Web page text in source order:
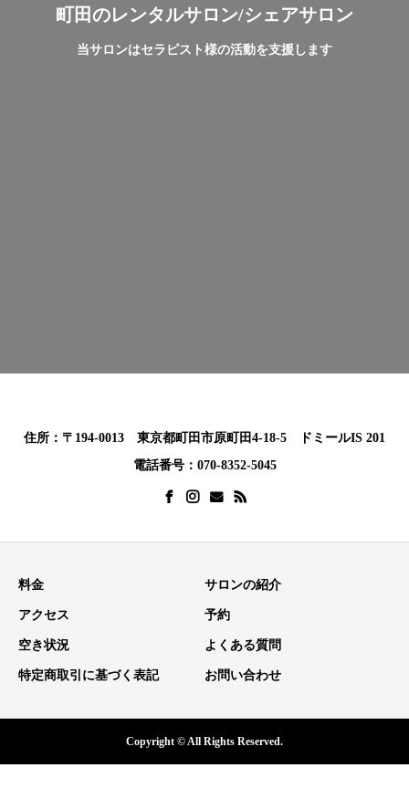
町田のレンタルサロン/シェアサロン
当サロンはセラピスト様の活動を支援します
住所：〒194-0013 東京都町田市原町田4-18-5 ドミールIS 201
電話番号：070-8352-5045
料金 サロンの紹介
アクセス 予約
空き状況 よくある質問
特定商取引に基づく表記 お問い合わせ
Copyright © All Rights Reserved.